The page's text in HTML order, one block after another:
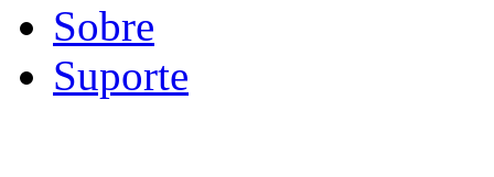
Sobre
Suporte